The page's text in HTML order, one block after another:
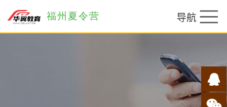
福州夏令营